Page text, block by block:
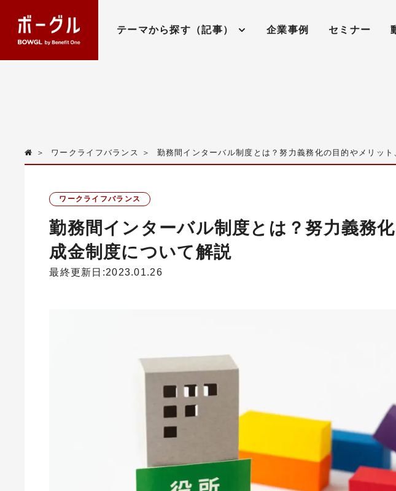
テーマから探す（記事） 企業事例 セミナー
＞ ワークライフバランス ＞ 勤務間インターバル制度とは？努力義務化の目的やメリッ
ワークライフバランス
勤務間インターバル制度とは？努力義務
成金制度について解説
最終更新日:2023.01.26